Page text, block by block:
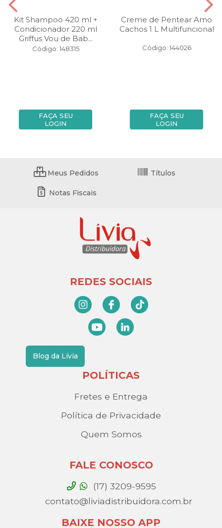
Kit Shampoo 420 ml +
Condicionador 220 ml
Griffus Vou de Bab...
Código: 148315
FAÇA SEU
LOGIN
Creme de Pentear Amo
Cachos 1 L Multifuncional
Código: 144026
FAÇA SEU
LOGIN
Meus Pedidos Títulos
Notas Fiscais
REDES SOCIAIS
Blog da Lívia
POLÍTICAS
Fretes e Entrega
Política de Privacidade
Quem Somos
FALE CONOSCO
(17) 3209-9595
contato@liviadistribuidora.com.br
BAIXE NOSSO APP